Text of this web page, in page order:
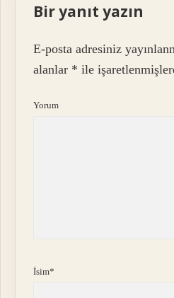
Bir yanıt yazın
E-posta adresiniz
alanlar * ile
Yorum
İsim*